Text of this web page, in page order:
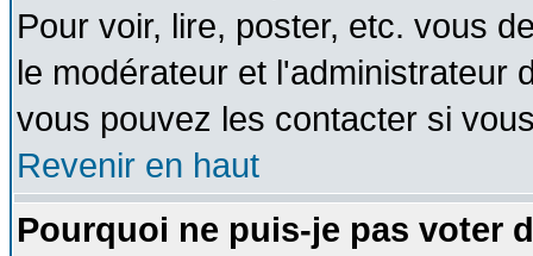
Pour voir, lire, poster, etc. vous
le modérateur et l'administrateur
vous pouvez les contacter si
Revenir en haut
Pourquoi ne puis-je pas voter